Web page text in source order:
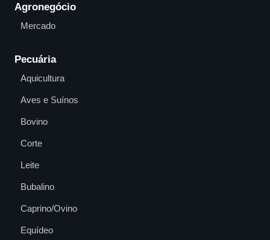
Agronegócio
Mercado
Pecuária
Aquicultura
Aves e Suínos
Bovino
Corte
Leite
Bubalino
Caprino/Ovino
Equídeo